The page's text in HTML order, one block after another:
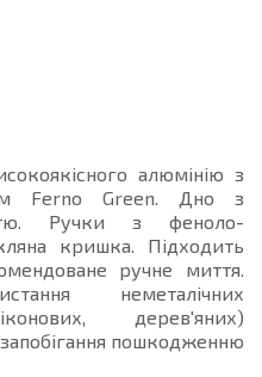
алюмінію з
Ferno Green. Дно з
Ручки з феноло-
кришка. Підходить
ручне миття.
неметалічних
дерев'яних)
пошкодженню